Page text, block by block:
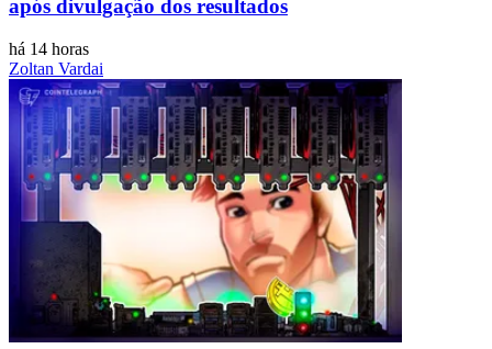
após divulgação dos resultados
há 14 horas
Zoltan Vardai